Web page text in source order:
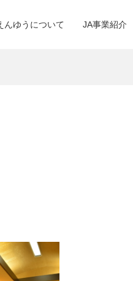
んゆうについて JA事業紹介